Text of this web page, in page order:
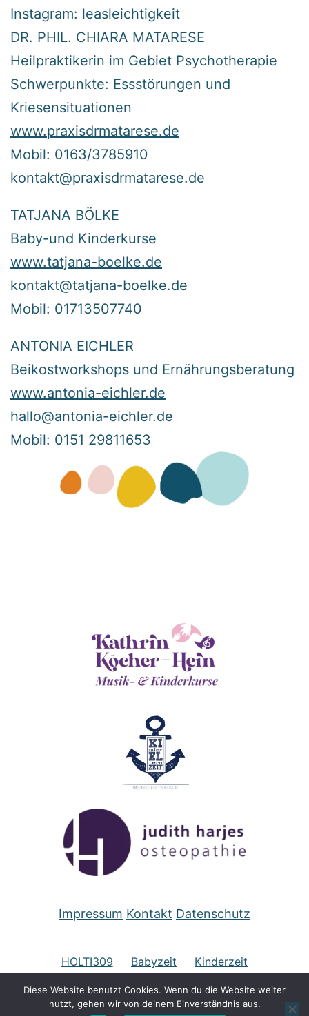
Instagram: leasleichtigkeit
DR. PHIL. CHIARA MATARESE
Heilpraktikerin im Gebiet Psychotherapie
Schwerpunkte: Essstörungen und
Kriesensituationen
www.praxisdrmatarese.de
Mobil: 0163/3785910
kontakt@praxisdrmatarese.de
TATJANA BÖLKE
Baby-und Kinderkurse
www.tatjana-boelke.de
kontakt@tatjana-boelke.de
Mobil: 01713507740
ANTONIA EICHLER
Beikostworkshops und Ernährungsberatung
www.antonia-eichler.de
hallo@antonia-eichler.de
Mobil: 0151 29811653
Impressum Kontakt Datenschutz
HOLTI309 Babyzeit Kinderzeit
Kurse für Erwachsene Therapie Beratung
Diese Website benutzt Cookies. Wenn du die Website weiter
nutzt, gehen wir von deinem Einverständnis aus.